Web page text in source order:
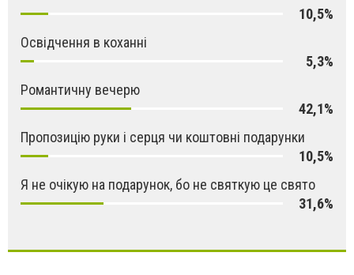
10,5%
Освідчення в коханні
5,3%
Романтичну вечерю
42,1%
Пропозицію руки і серця чи коштовні подарунки
10,5%
Я не очікую на подарунок, бо не святкую це свято
31,6%